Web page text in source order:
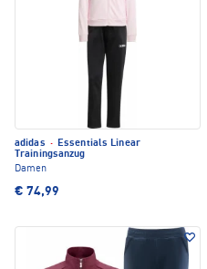
adidas · Essentials Linear
Trainingsanzug
Damen
€ 74,99